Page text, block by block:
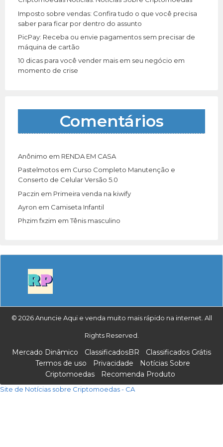
Imposto sobre vendas: Confira tudo o que você precisa
saber para ficar por dentro do assunto
PicPay: Receba ou envie pagamentos sem precisar de
máquina de cartão
10 dicas para você vender mais em seu negócio em
momento de crise
Comentários
Anônimo em RENDA EM CASA
Pastelmotos em Curso Completo Manutenção e
Conserto de Celular Versão 5.0
Paczin em Primeira venda na kiwify
Ayron em Camiseta Infantil
Phzim fxzim emTênis masculino
© 2026 Anuncie Aqui e venda muito mais rápido na internet. All
Rights Reserved.
Mercado Dinâmico ClassificadosBR
Classificados Grátis
Termos de uso
Privacidade
Notícias Sobre
Criptomoedas
Recomenda Produto
Site de Notícias sobre Criptomoedas - CA